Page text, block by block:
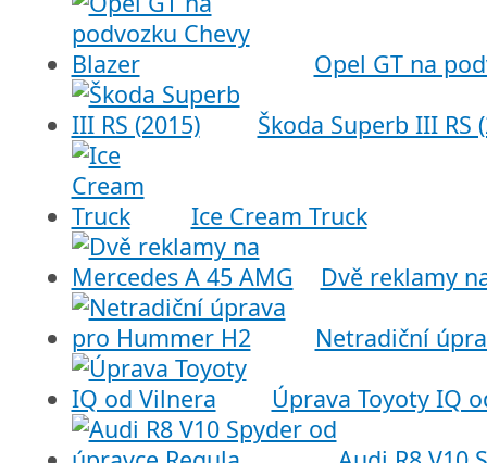
Opel GT na
Škoda Superb III RS
Ice Cream Truck
Dvě reklamy
Netradiční
Úprava Toyoty IQ